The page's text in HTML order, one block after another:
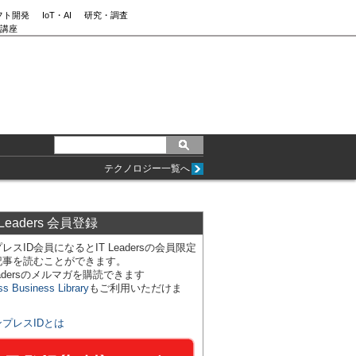
ト開発 IoT・AI
研究・調査
座
テクノロジー一覧へ
会員登録
スID会員になるとIT Leadersの会員限定
を読むことができます。
のメルマガを購読できます
Business Libraryもご利用いただけま
プレスIDとは